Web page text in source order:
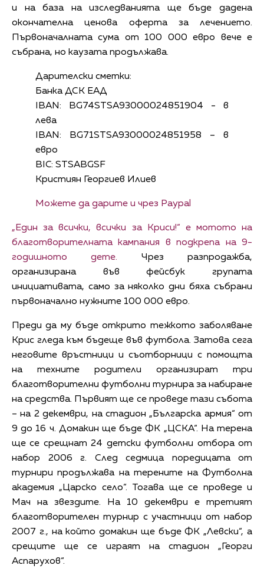
и на база на изследванията ще бъде дадена
окончателна ценова оферта за лечението.
Първоначалната сума от 100 000 евро вече е
събрана, но каузата продължава.
Дарителски сметки:
Банка ДСК ЕАД
IBAN: BG74STSA93000024851904 - в
лева
IBAN: BG71STSA93000024851958 – в
евро
BIC: STSABGSF
Кристиян Георгиев Илиев
Можете да дарите и чрез Paypal
„Един за всички, всички за Криси!“ е мотото на
благотворителната кампания в подкрепа на 9-
годишното дете. Чрез разпродажба,
организирана във фейсбук групата
инициативата, само за няколко дни бяха събрани
първоначално нужните 100 000 евро.
Преди да му бъде открито тежкото заболяване
Крис гледа към бъдеще във футбола. Затова сега
неговите връстници и съотборници с помощта
на техните родители организират три
благотворителни футболни турнира за набиране
на средства. Първият ще се проведе тази събота
– на 2 декември, на стадион „Българска армия“ от
9 до 16 ч. Домакин ще бъде ФК „ЦСКА“. На терена
ще се срещнат 24 детски футболни отбора от
набор 2006 г. След седмица поредицата от
турнири продължава на терените на Футболна
академия „Царско село“. Тогава ще се проведе и
Мач на звездите. На 10 декември е третият
благотворителен турнир с участници от набор
2007 г., на който домакин ще бъде ФК „Левски“, а
срещите ще се играят на стадион „Георги
Аспарухов“.